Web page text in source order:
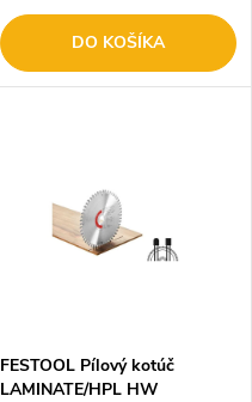
DO KOŠÍKA
FESTOOL Pílový kotúč
LAMINATE/HPL HW